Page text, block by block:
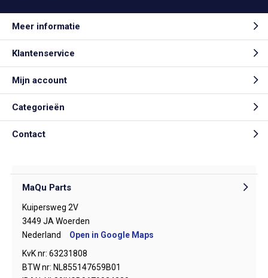
Meer informatie
Klantenservice
Mijn account
Categorieën
Contact
MaQu Parts
Kuipersweg 2V
3449 JA Woerden
Nederland
Open in Google Maps
KvK nr: 63231808
BTW nr: NL855147659B01